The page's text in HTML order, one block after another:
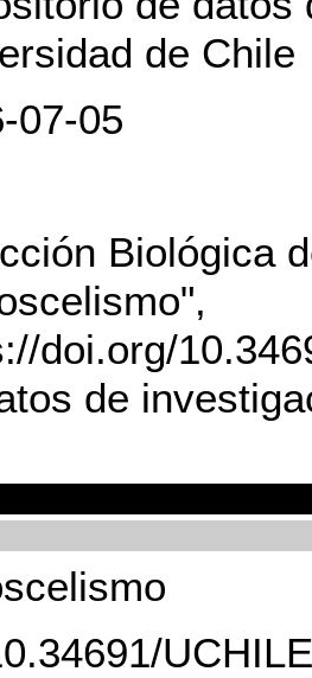
de Chile
07-05
Biológica
doi.org/
de